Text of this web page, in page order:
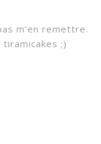
m’en remettre.
;)